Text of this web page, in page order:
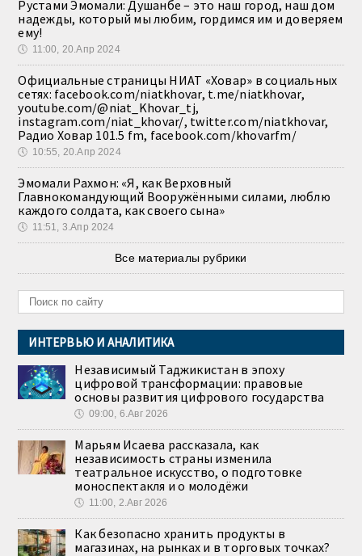
Рустами Эмомали: Душанбе – это наш город, наш дом
надежды, который мы любим, гордимся им и доверяем
ему!
🕔 11:00, 20.Апр 2024
Официальные страницы НИАТ «Ховар» в социальных
сетях: facebook.com/niatkhovar, t.me/niatkhovar,
youtube.com/@niat_Khovar_tj,
instagram.com/niat_khovar/, twitter.com/niatkhovar,
Радио Ховар 101.5 fm, facebook.com/khovarfm/
🕔 10:55, 20.Апр 2024
Эмомали Рахмон: «Я, как Верховный
Главнокомандующий Вооружёнными силами, люблю
каждого солдата, как своего сына»
🕔 11:51, 3.Апр 2024
Все материалы рубрики
ИНТЕРВЬЮ И АНАЛИТИКА
Независимый Таджикистан в эпоху
цифровой трансформации: правовые
основы развития цифрового государства
🕔 09:00, 6.Авг 2026
Марьям Исаева рассказала, как
независимость страны изменила
театральное искусство, о подготовке
моноспектакля и о молодёжи
🕔 11:00, 2.Авг 2026
Как безопасно хранить продукты в
магазинах, на рынках и в торговых точках?